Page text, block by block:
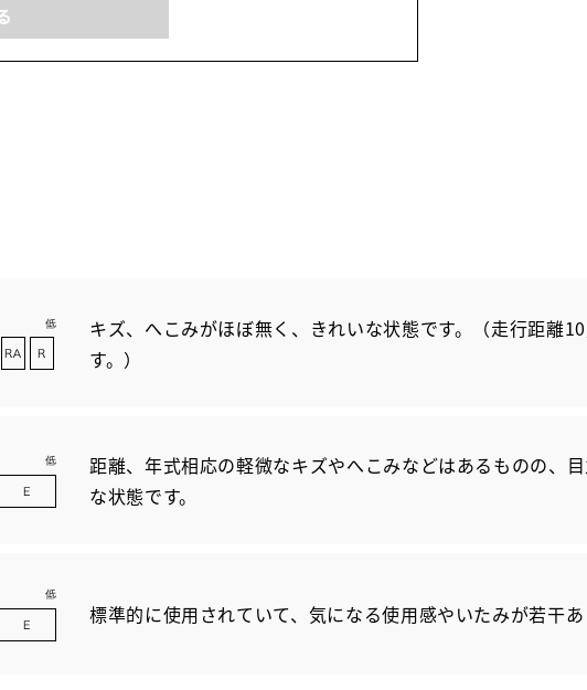
キズ、へこみがほぼ無く、きれいな状態です。（走行距離
す。）
距離、年式相応の軽微なキズやへこみなどはあるものの、
な状態です。
標準的に使用されていて、気になる使用感やいたみが若干あ